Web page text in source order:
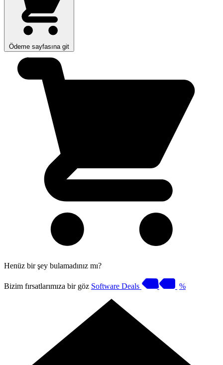
Ödeme sayfasına git
Henüz bir şey bulamadınız mı?
Bizim fırsatlarımıza bir göz Software Deals %